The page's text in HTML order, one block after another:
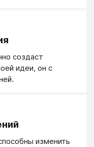
создаст
идеи, он с
изменить